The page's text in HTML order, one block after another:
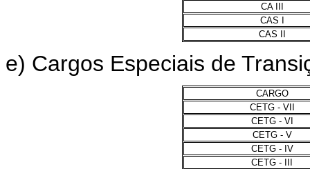
CA III
CAS I
CAS II
e) Cargos Especiais de
CARGO
CETG - VII
CETG - VI
CETG - V
CETG - IV
CETG - III